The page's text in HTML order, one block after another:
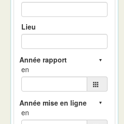
Lieu
en
en